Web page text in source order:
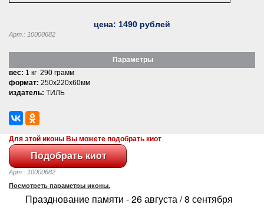
цена: 1490 рублей
Арт.: 10000682
Параметры
вес: 1 кг 290 грамм
формат: 250x220x60мм
издатель: ТИЛЬ
Для этой иконы Вы можете подобрать киот
Арт.: 10000682
Посмотреть параметры иконы.
Празднование памяти - 26 августа / 8 сентября